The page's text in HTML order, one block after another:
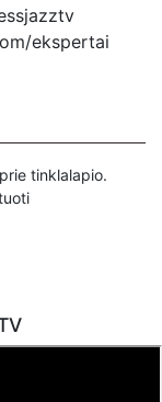
ekspertai
mus
pervesti į
tinklalapio.